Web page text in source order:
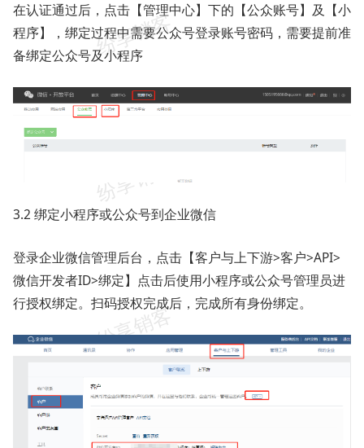
在认证通过后，点击【管理中心】下的【公众账号】及【小
程序】，绑定过程中需要公众号登录账号密码，需要提前准
备绑定公众号及小程序
3.2 绑定小程序或公众号到企业微信
登录企业微信管理后台，点击【客户与上下游>客户>API>
微信开发者ID>绑定】点击后使用小程序或公众号管理员进
行授权绑定。扫码授权完成后，完成所有身份绑定。